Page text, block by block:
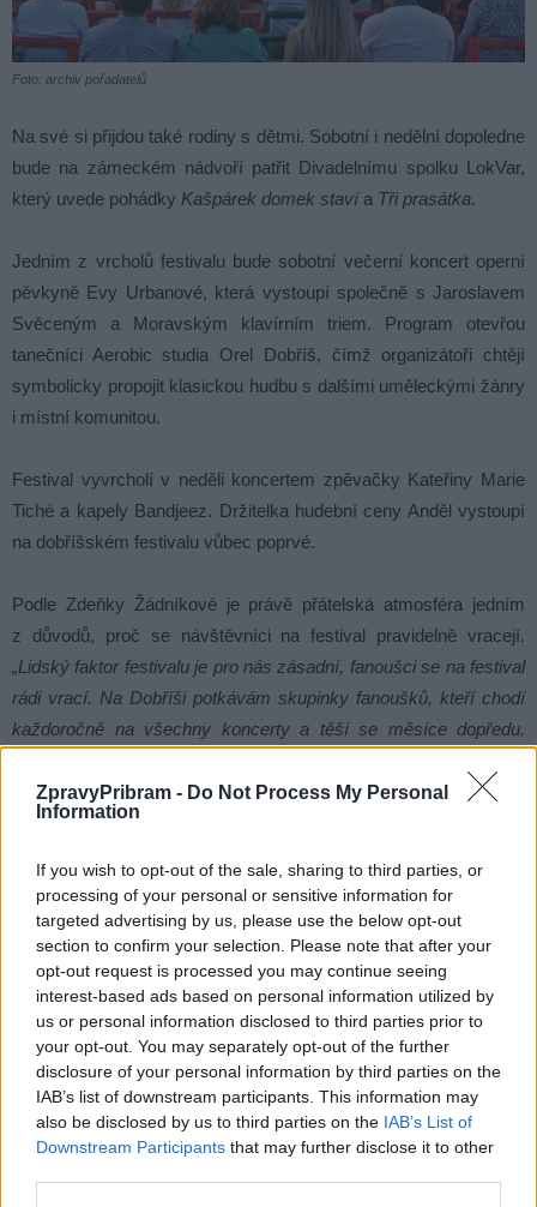
ZpravyPribram - Do Not Process My Personal
Information
If you wish to opt-out of the sale, sharing to third parties, or
processing of your personal or sensitive information for
targeted advertising by us, please use the below opt-out
section to confirm your selection. Please note that after your
opt-out request is processed you may continue seeing
interest-based ads based on personal information utilized by
us or personal information disclosed to third parties prior to
your opt-out. You may separately opt-out of the further
disclosure of your personal information by third parties on the
IAB’s list of downstream participants. This information may
also be disclosed by us to third parties on the IAB’s List of
Downstream Participants that may further disclose it to other
Foto: archiv pořadatelů
Na své si přijdou také rodiny s dětmi. Sobotní i nedělní dopoledne
bude na zámeckém nádvoří patřit Divadelnímu spolku LokVar,
který uvede pohádky Kašpárek domek stavía Tři prasátka.
Jedním z vrcholů festivalu bude sobotní večerní koncert operní
pěvkyně Evy Urbanové, která vystoupí společně s Jaroslavem
Svěceným a Moravským klavírním triem. Program otevřou
tanečníci Aerobic studia Orel Dobříš, čímž organizátoři chtějí
symbolicky propojit klasickou hudbu s dalšími uměleckými žánry
i místní komunitou.
Festival vyvrcholí v neděli koncertem zpěvačky Kateřiny Marie
Tiché a kapely Bandjeez. Držitelka hudební ceny Anděl vystoupí
na dobříšském festivalu vůbec poprvé.
Podle Zdeňky Žádníkové je právě přátelská atmosféra jedním
z důvodů, proč se návštěvníci na festival pravidelně vracejí.
„Lidský faktor festivalu je pro nás zásadní, fanoušci se na festival
rádi vrací. Na Dobříši potkávám skupinky fanoušků, kteří chodí
každoročně na všechny koncerty a těší se měsíce dopředu.